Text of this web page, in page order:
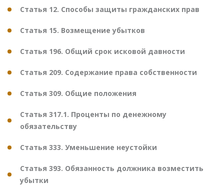
Статья 12. Способы защиты гражданских прав
Статья 15. Возмещение убытков
Статья 196. Общий срок исковой давности
Статья 209. Содержание права собственности
Статья 309. Общие положения
Статья 317.1. Проценты по денежному
обязательству
Статья 333. Уменьшение неустойки
Статья 393. Обязанность должника возместить
убытки